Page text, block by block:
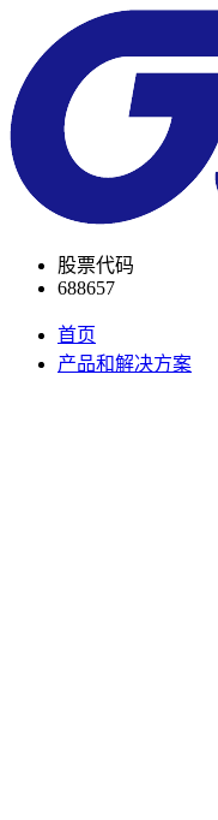
股票代码
688657
首页
产品和解决方案